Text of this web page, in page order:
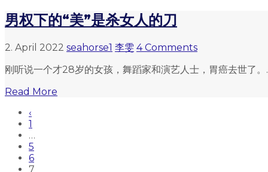
男权下的“美”是杀女人的刀
2. April 2022 seahorse1 李雯 4 Comments
刚听说一个才28岁的女孩，舞蹈家和演艺人士，胃癌去世了。
Read More
‹
1
…
5
6
7